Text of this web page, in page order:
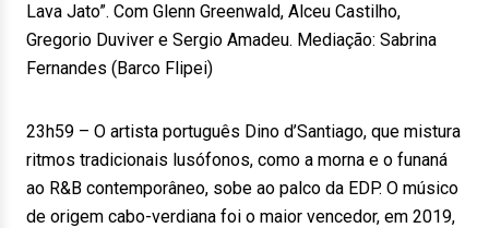
Lava Jato”. Com Glenn Greenwald, Alceu Castilho,
Gregorio Duviver e Sergio Amadeu. Mediação: Sabrina
Fernandes (Barco Flipei)
23h59 – O artista português Dino d’Santiago, que mistura
ritmos tradicionais lusófonos, como a morna e o funaná
ao R&B contemporâneo, sobe ao palco da EDP. O músico
de origem cabo-verdiana foi o maior vencedor, em 2019,